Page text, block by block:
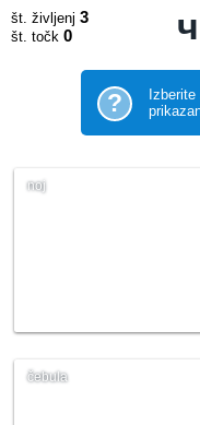
št. življenj 3
št. točk 0
?
noj
čebula